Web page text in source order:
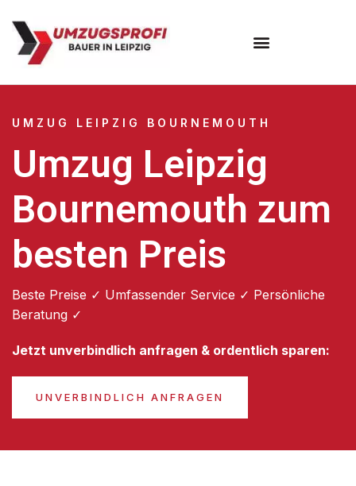
UMZUG LEIPZIG BOURNEMOUTH
Umzug Leipzig
Bournemouth zum
besten Preis
Beste Preise ✓ Umfassender Service ✓ Persönliche
Beratung ✓
Jetzt unverbindlich anfragen & ordentlich sparen:
UNVERBINDLICH ANFRAGEN